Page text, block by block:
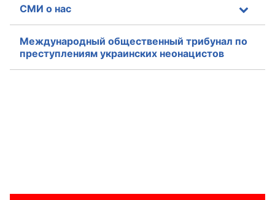
СМИ о нас
Международный общественный трибунал по
преступлениям украинских неонацистов